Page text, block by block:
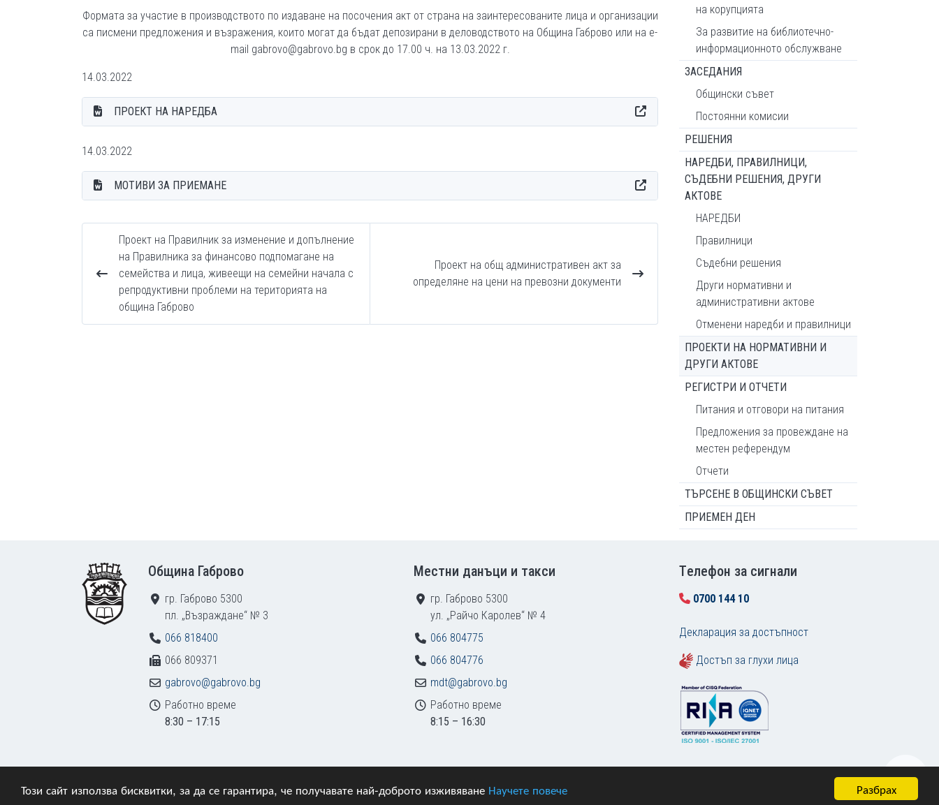
Разбрах
Този сайт използва бисквитки, за да се гарантира, че получавате най-доброто изживяване Научете повече
Формата за участие в производството по издаване на посочения акт от страна на заинтересованите лица и организации
са писмени предложения и възражения, които могат да бъдат депозирани в деловодството на Община Габрово или на e-
mail gabrovo@gabrovo.bg в срок до 17.00 ч. на 13.03.2022 г.
14.03.2022
ПРОЕКТ НА НАРЕДБА
14.03.2022
МОТИВИ ЗА ПРИЕМАНЕ
Проект на Правилник за изменение и допълнение
на Правилника за финансово подпомагане на
семейства и лица, живеещи на семейни начала с
репродуктивни проблеми на територията на
община Габрово
Проект на общ административен акт за
определяне на цени на превозни документи
на корупцията
За развитие на библиотечно-
информационното обслужване
ЗАСЕДАНИЯ
Общински съвет
Постоянни комисии
РЕШЕНИЯ
НАРЕДБИ, ПРАВИЛНИЦИ,
СЪДЕБНИ РЕШЕНИЯ, ДРУГИ
АКТОВЕ
НАРЕДБИ
Правилници
Съдебни решения
Други нормативни и
административни актове
Отменени наредби и правилници
ПРОЕКТИ НА НОРМАТИВНИ И
ДРУГИ АКТОВЕ
РЕГИСТРИ И ОТЧЕТИ
Питания и отговори на питания
Предложения за провеждане на
местен референдум
Отчети
ТЪРСЕНЕ В ОБЩИНСКИ СЪВЕТ
ПРИЕМЕН ДЕН
Община Габрово
гр. Габрово 5300
пл. „Възраждане“ № 3
066 818400
066 809371
gabrovo@gabrovo.bg
Работно време
8:30 – 17:15
Местни данъци и такси
гр. Габрово 5300
ул. „Райчо Каролев“ № 4
066 804775
066 804776
mdt@gabrovo.bg
Работно време
8:15 – 16:30
Tелефон за сигнали
0700 144 10
Декларация за достъпност
Достъп за глухи лица
© 2009–2026 Община Габрово. Всички права запазени.